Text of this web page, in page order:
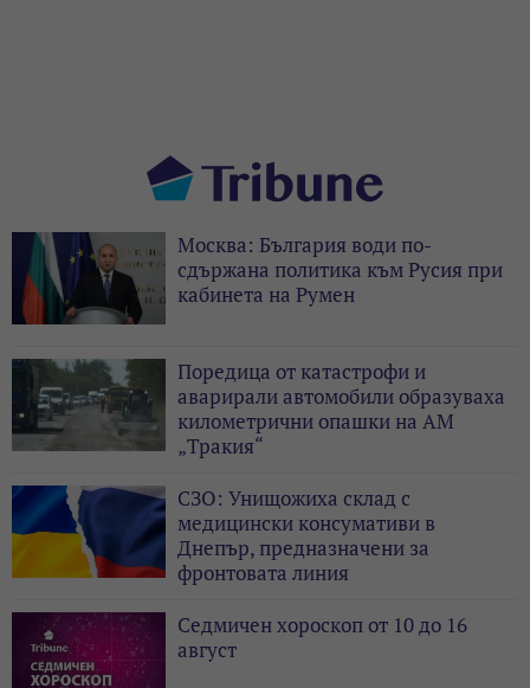
Москва: България води по-
сдържана политика към Русия при
кабинета на Румен
Поредица от катастрофи и
аварирали автомобили образуваха
километрични опашки на АМ
„Тракия“
СЗО: Унищожиха склад с
медицински консумативи в
Днепър, предназначени за
фронтовата линия
Седмичен хороскоп от 10 до 16
август